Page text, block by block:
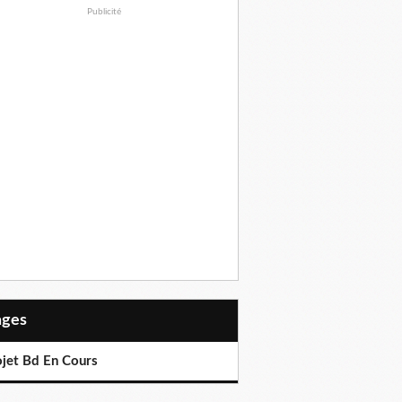
Publicité
Bd En Cours